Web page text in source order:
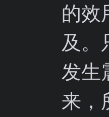
的效
及。
发生
来，